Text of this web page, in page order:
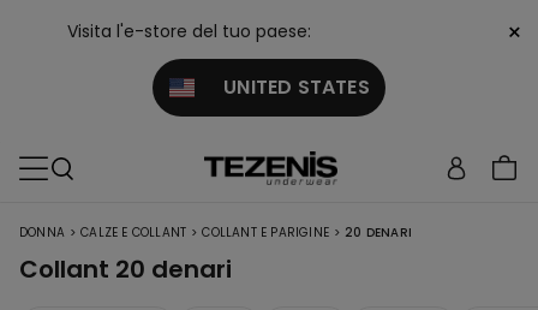
Visita l'e-store del tuo paese:
UNITED STATES
×
DONNA > CALZE E COLLANT > COLLANT E PARIGINE > 20 DENARI
Collant 20 denari